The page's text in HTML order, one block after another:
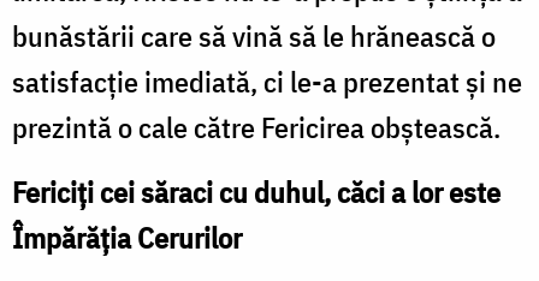
bunăstării care să vină să le hrănească o
satisfacţie imediată, ci le-a prezentat şi ne
prezintă o cale către Fericirea obştească.
Fericiţi cei săraci cu duhul, căci a lor este
Împărăţia Cerurilor